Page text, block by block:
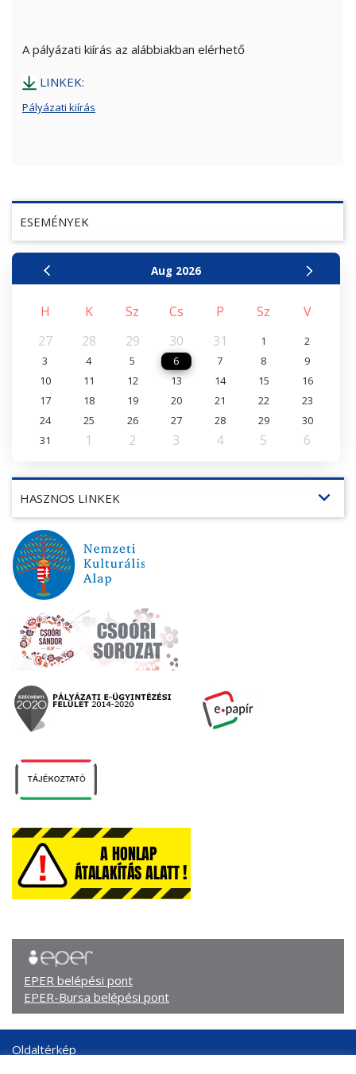
ESEMÉNYEK
Aug 2026
H K Sz Cs P Sz
V
27
28 29 30 31 1
2
3
4 5 6 7 8
9
10
11 12 13 14 15
16
17
18 19 20 21 22
23
24
25 26 27 28 29
30
31
1 2 3 4 5 6
EPER belépési pont
EPER-Bursa belépési pont
HASZNOS LINKEK expand_more
A pályázati kiírás az alábbiakban elérhető
LINKEK:
Pályázati kiírás
Oldaltérkép